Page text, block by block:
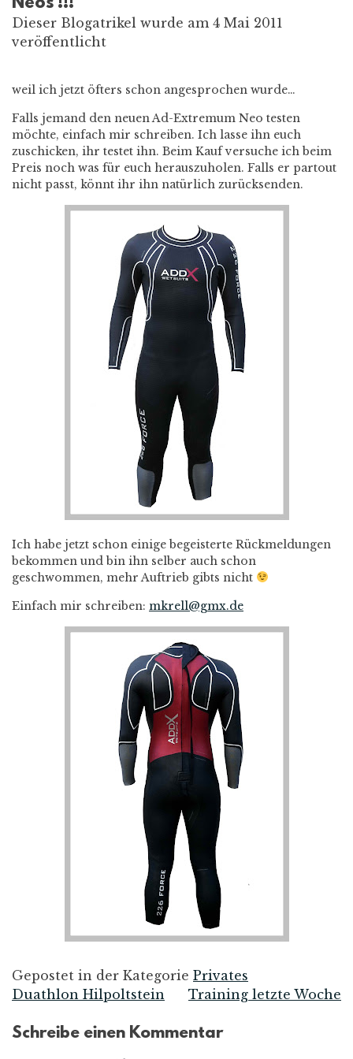
Dieser Blogatrikel wurde am 4 Mai 2011
veröffentlicht
weil ich jetzt öfters schon angesprochen wurde…
Falls jemand den neuen Ad-Extremum Neo testen
möchte, einfach mir schreiben. Ich lasse ihn euch
zuschicken, ihr testet ihn. Beim Kauf versuche ich beim
Preis noch was für euch herauszuholen. Falls er partout
nicht passt, könnt ihr ihn natürlich zurücksenden.
Ich habe jetzt schon einige begeisterte Rückmeldungen
bekommen und bin ihn selber auch schon
geschwommen, mehr Auftrieb gibts nicht
Einfach mir schreiben: mkrell@gmx.de
Gepostet in der Kategorie Privates
Navigation
Duathlon Hilpoltstein Training letzte Woche
Schreibe einen Kommentar